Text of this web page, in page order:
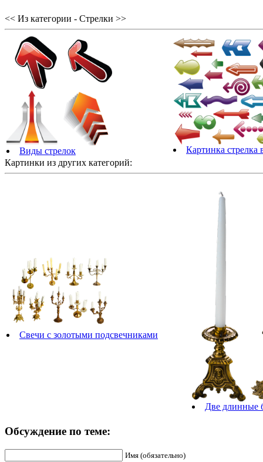
<< Из категории - Стрелки >>
Виды стрелок
Картинка стрелка
Картинки из других категорий:
Свечи с золотыми подсвечниками
Две длинные
Обсуждение по теме:
Имя (обязательно)